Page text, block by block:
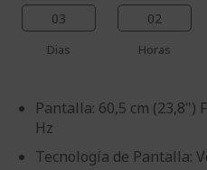
03
Dias
02
Horas
Pantalla: 60,5 cm (23,8")
Hz
Tecnología de Pantalla: